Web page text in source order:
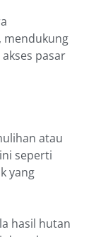
mendukung
pasar
atau
seperti
yang
hasil hutan